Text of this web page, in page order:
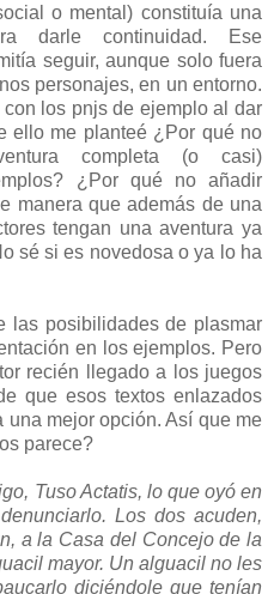
o mental) constituía una
darle continuidad. Ese
seguir, aunque solo fuera
personajes, en un entorno.
los pnjs de ejemplo al dar
ello me planteé ¿Por qué no
completa (o casi)
¿Por qué no añadir
manera que además de una
tengan una aventura ya
sé si es novedosa o ya lo ha
las posibilidades de plasmar
en los ejemplos. Pero
recién llegado a los juegos
que esos textos enlazados
mejor opción. Así que me
parece?
Tuso Actatis, lo que oyó en
Los dos acuden,
a la Casa del Concejo de la
mayor. Un alguacil no les
diciéndole que tenían